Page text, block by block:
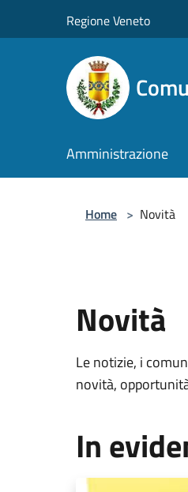
Regione Veneto
Amministrazione
Home > Novità
Novità
Le notizie, i
novità,
In